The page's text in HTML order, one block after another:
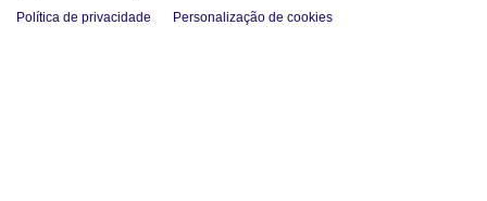
Política de privacidade
Personalização de cookies